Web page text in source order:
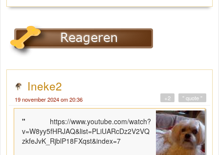
Ineke2
19 november 2024 om 20:36 " quote "
+2
" https://www.youtube.com/watch?
v=W8yy5fHRJAQ&list=PLiUARcDz2V2VQ
zkfeJvK_RjblP18FXqst&index=7